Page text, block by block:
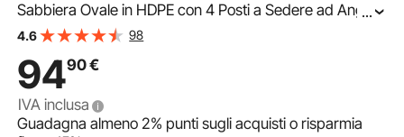
Sabbiera Ovale in HDPE con 4 Posti a Sedere ad Angolo
e Rivestimento del Fondo, Sabbiera per Bambini 3-12
...
4.6 98
9490€
IVA inclusa
Guadagna almeno2% punti sugli acquisti o risparmia